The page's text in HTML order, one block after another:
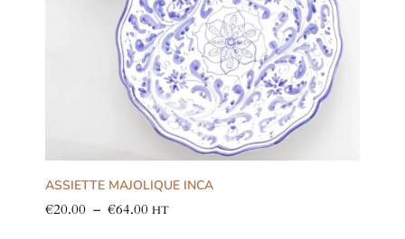
ASSIETTE MAJOLIQUE INCA
€20.00 – €64.00 HT